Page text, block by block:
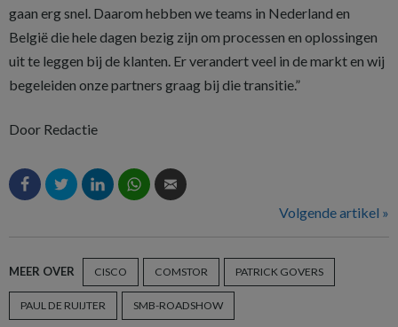
gaan erg snel. Daarom hebben we teams in Nederland en
België die hele dagen bezig zijn om processen en oplossingen
uit te leggen bij de klanten. Er verandert veel in de markt en wij
begeleiden onze partners graag bij die transitie.”
Door Redactie
Volgende artikel »
MEER OVER CISCO COMSTOR PATRICK GOVERS
PAUL DE RUIJTER SMB-ROADSHOW